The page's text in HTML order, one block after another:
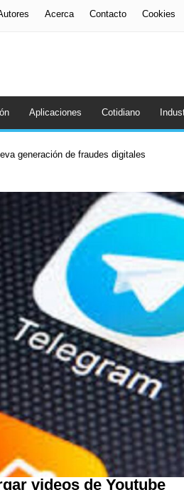
Acerca Contacto Cookies
Aplicaciones Cotidiano
generación de fraudes digitales
videos de Youtube